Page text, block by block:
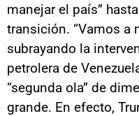
manejar el país”
transición. “Vamos a
subrayando la
petrolera de
“segunda ola” de
grande. En efecto,